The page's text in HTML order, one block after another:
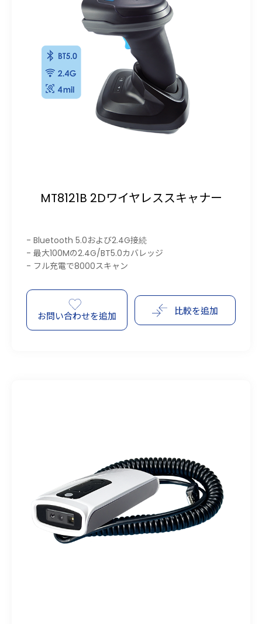
MT8121B 2Dワイヤレススキャナー
- Bluetooth 5.0および2.4G接続
- 最大100Mの2.4G/BT5.0カバレッジ
- フル充電で8000スキャン
お問い合わせを追加 比較を追加